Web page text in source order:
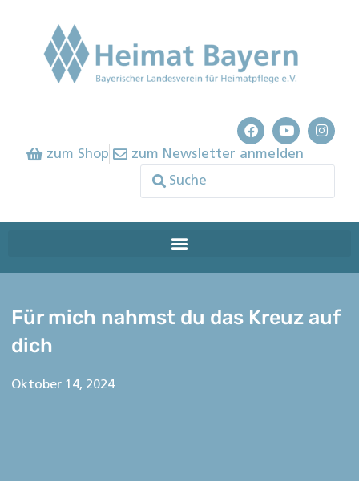
zum Shop zum Newsletter anmelden
Für mich nahmst du das Kreuz auf
dich
Oktober 14, 2024